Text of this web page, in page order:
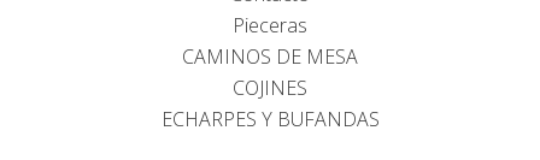
Pieceras
CAMINOS DE MESA
COJINES
ECHARPES Y BUFANDAS